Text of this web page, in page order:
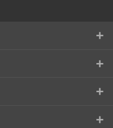
+
+
+
+